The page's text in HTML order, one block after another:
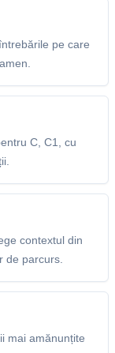
pe care
C, C1, cu
contextul din
de parcurs.
mai amănunțite